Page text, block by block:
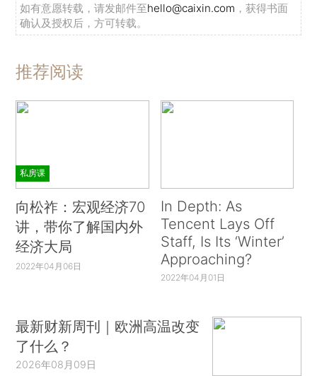
如有意愿转载，请发邮件至hello@caixin.com ，获得书面
确认及授权后，方可转载。
推荐阅读
私房课
向松祚：宏观经济70
讲，带你了解国内外
经济大局
2022年04月06日
In Depth: As
Tencent Lays Off
Staff, Is Its ‘Winter’
Approaching?
2022年04月01日
最新财新周刊｜欧洲高温改变
了什么？
2026年08月09日